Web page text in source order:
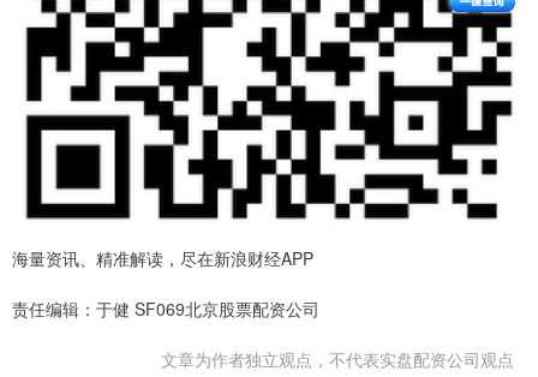
海量资讯、精准解读，尽在新浪财经APP
责任编辑：于健 SF069北京股票配资公司
文章为作者独立观点，不代表实盘配资公司观点